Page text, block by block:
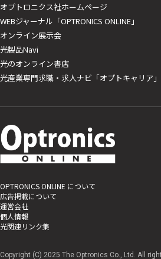
オプトロニクス社ホームページ
WEBジャーナル「OPTRONICS ONLINE」
オンライン展示会
光製品Navi
光のオンライン書店
光産業専門求職・求人ナビ「オプトキャリア」
OPTRONICS ONLINE について
広告掲載について
運営会社
個人情報
光関連リンク集
Copyright (C) 2025 The Optronics Co., Ltd. All